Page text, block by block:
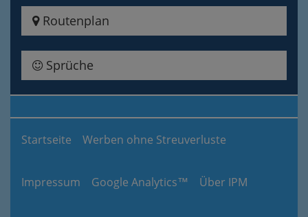
Routenplan
Sprüche
Startseite Werben ohne Streuverluste
Impressum Google Analytics™ Über IPM